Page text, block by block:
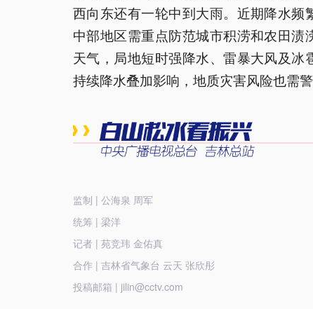
西向东还有一轮中到大雨。近期降水频
中部地区需重点防范城市积涝和农田渍
天气，局地短时强降水、雷暴大风及冰
持续降水叠加影响，地质灾害风险也需警
监制 | 公海泉 周军
统筹 | 梁洋
记者 | 苑竞玮 金佑真
合作 | 吉林省气象台 云天 张欣彤
投稿邮箱 | jilin@cctv.com